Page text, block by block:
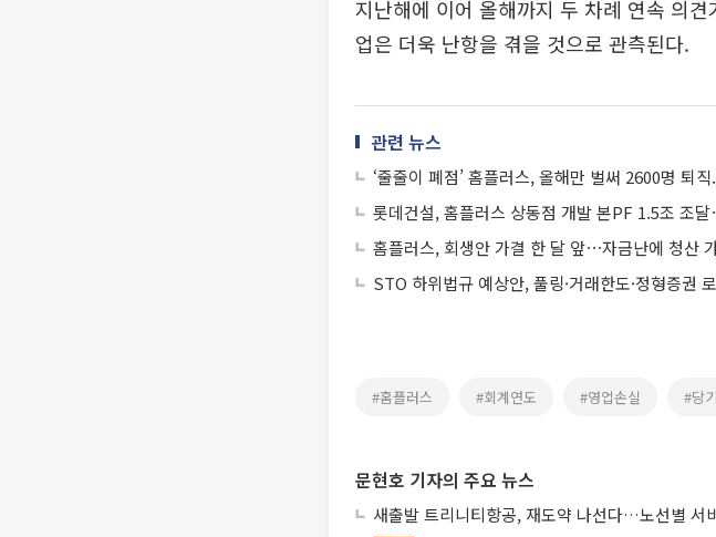
지난해에 이어 올해까지 두 차례 연속 의
업은 더욱 난항을 겪을 것으로 관측된다.
관련 뉴스
‘줄줄이 폐점’ 홈플러스, 올해만 벌써 2600명 퇴
롯데건설, 홈플러스 상동점 개발 본PF 1.5조 조
홈플러스, 회생안 가결 한 달 앞⋯자금난에 청산
STO 하위법규 예상안, 풀링·거래한도·정형증권
#홈플러스 #회계연도 #영업손실 #당
문현호 기자의 주요 뉴스
새출발 트리니티항공, 재도약 나선다…노선별 서